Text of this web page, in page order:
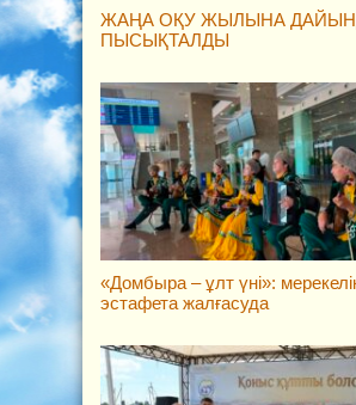
ЖАҢА ОҚУ ЖЫЛЫНА
ПЫСЫҚТАЛДЫ
«Домбыра – ұлт үні»:
эстафета жалғасуда